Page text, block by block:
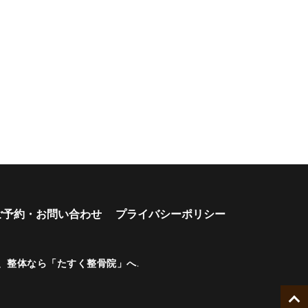
予約・お問い合わせ プライバシーポリシー
整体なら「たすく整骨院」へ.